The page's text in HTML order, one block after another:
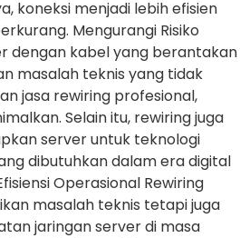
koneksi menjadi lebih efisien
Mengurangi Risiko
dengan kabel yang berantakan
masalah teknis yang tidak
jasa rewiring profesional,
Selain itu, rewiring juga
server untuk teknologi
dibutuhkan dalam era digital
Operasional Rewiring
masalah teknis tetapi juga
jaringan server di masa